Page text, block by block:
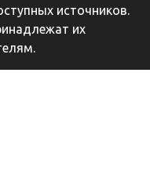
источников.
их